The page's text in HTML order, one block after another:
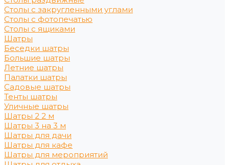
Столы с закругленными углами
Столы с фотопечатью
Столы с ящиками
Шатры
Беседки шатры
Большие шатры
Летние шатры
Палатки шатры
Садовые шатры
Тенты шатры
Уличные шатры
Шатры 2 2 м
Шатры 3 на 3 м
Шатры для дачи
Шатры для кафе
Шатры для мероприятий